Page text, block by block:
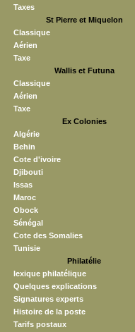
Taxes
St Pierre et Miquelon
Classique
Aérien
Taxe
Wallis et Futuna
Classique
Aérien
Taxe
Ex Colonies
Algérie
Behin
Cote d'ivoire
Djibouti
Issas
Maroc
Obock
Sénégal
Cote des Somalies
Tunisie
Philatélie
lexique philatélique
Quelques explications
Signatures experts
Histoire de la poste
Tarifs postaux